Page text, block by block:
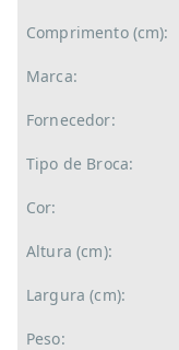
Comprimento (cm):
Marca:
Fornecedor:
Tipo de Broca:
Cor:
Altura (cm):
Largura (cm):
Peso: